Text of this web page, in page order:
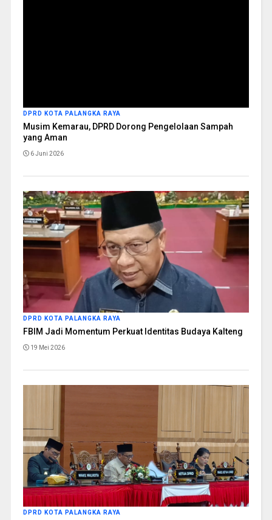
DPRD KOTA PALANGKA RAYA
Musim Kemarau, DPRD Dorong Pengelolaan Sampah
yang Aman
6 Juni 2026
DPRD KOTA PALANGKA RAYA
FBIM Jadi Momentum Perkuat Identitas Budaya Kalteng
19 Mei 2026
DPRD KOTA PALANGKA RAYA